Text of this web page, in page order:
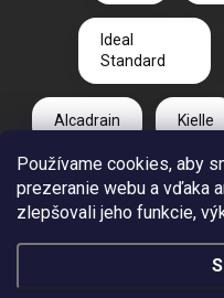
Používame cookies, aby
prezeranie webu a vďaka
zlepšovali jeho funkcie,
Ideal
Standard
Alcadrain Kielle
Duravit